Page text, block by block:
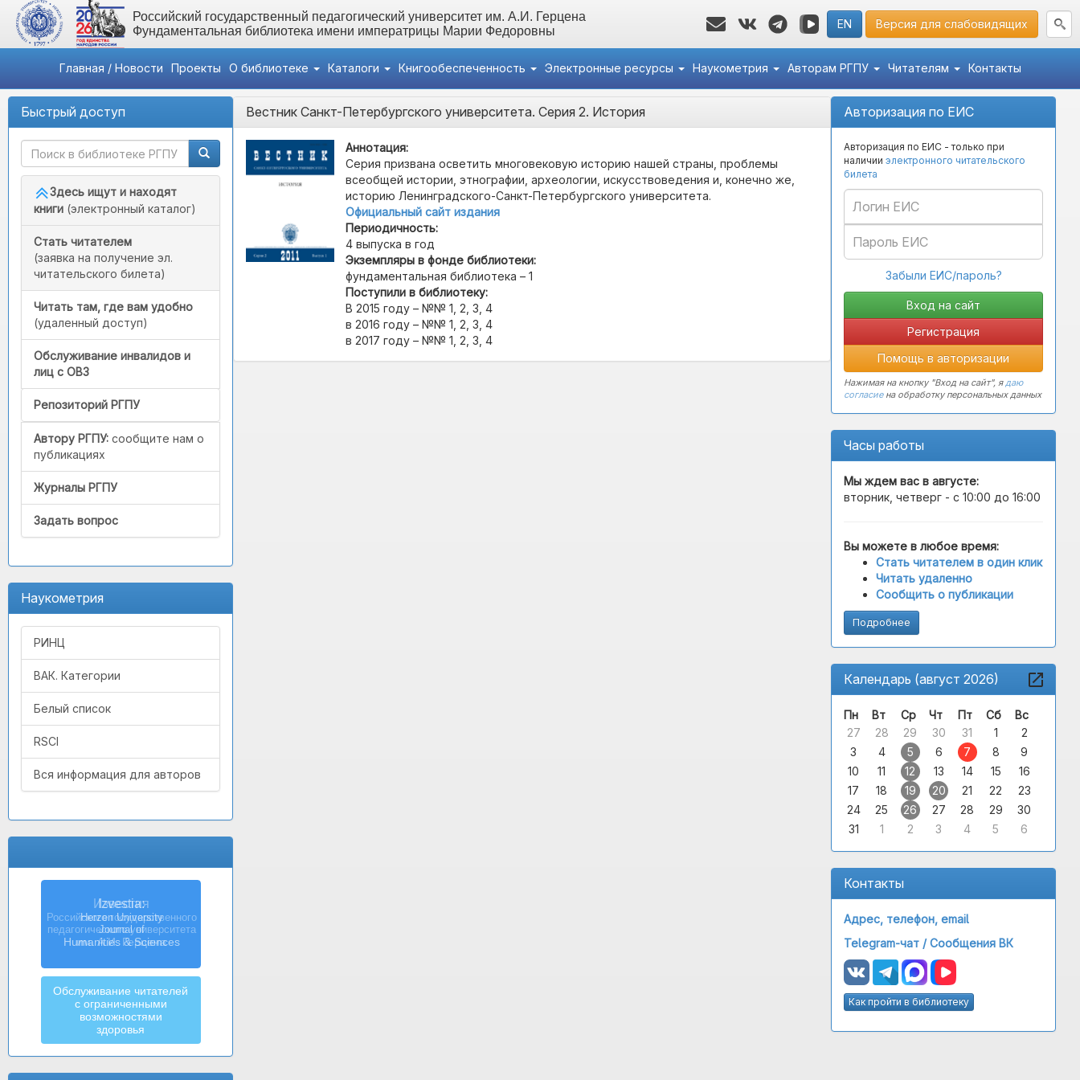
Российский государственный педагогический университет им. А.И. Герцена
Фундаментальная библиотека имени императрицы Марии Федоровны
EN Версия для слабовидящих
Главная / Новости Проекты О библиотеке Каталоги Книгообеспеченность Электронные ресурсы Наукометрия Авторам РГПУ Читателям Контакты
Быстрый доступ
Здесь ищут и находят
книги (электронный каталог)
Стать читателем
(заявка на получение эл.
читательского билета)
Читать там, где вам удобно
(удаленный доступ)
Обслуживание инвалидов и
лиц с ОВЗ
Репозиторий РГПУ
Автору РГПУ: сообщите нам о
публикациях
Журналы РГПУ
Задать вопрос
Наукометрия
РИНЦ
ВАК. Категории
Белый список
RSCI
Вся информация для авторов
Izvestia:
Herzen University
Journal of
Humanities & Sciences
Обслуживание читателей
с ограниченными
возможностями
здоровья
Авторизация по ЕИС
Авторизация по ЕИС - только при
наличии электронного читательского
билета
Забыли ЕИС/пароль?
Регистрация
Помощь в авторизации
Нажимая на кнопку "Вход на сайт", ядаю
согласиена обработку персональных данных
Часы работы
Мы ждем вас в августе:
вторник, четверг - с 10:00 до 16:00
Вы можете в любое время:
Стать читателем в один клик
Читать удаленно
Сообщить о публикации
Подробнее
Календарь (август 2026)
Пн Вт Ср Чт Пт Сб
Вс
27
28 29 30 31 1
2
3
4 5 6 7 8
9
10
11 12 13 14 15
16
17
18 19 20 21 22
23
24
25 26 27 28 29
30
31
1 2 3 4 5 6
Контакты
Адрес, телефон, email
Telegram-чат /Сообщения ВК
Как пройти в библиотеку
Вестник Санкт-Петербургского университета. Серия 2. История
Аннотация:
Серия призвана осветить многовековую историю нашей страны, проблемы
всеобщей истории, этнографии, археологии, искусствоведения и, конечно же,
историю Ленинградского-Санкт-Петербургского университета.
Официальный сайт издания
Периодичность:
4 выпуска в год
Экземпляры в фонде библиотеки:
фундаментальная библиотека – 1
Поступили в библиотеку:
В 2015 году – №№ 1, 2, 3, 4
в 2016 году – №№ 1, 2, 3, 4
в 2017 году – №№ 1, 2, 3, 4